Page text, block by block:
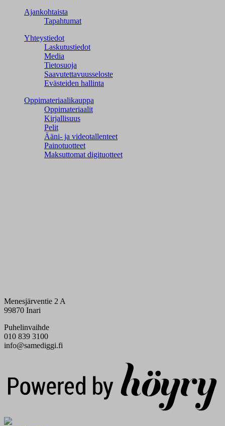
Ajankohtaista
Tapahtumat
Yhteystiedot
Laskutustiedot
Media
Tietosuoja
Saavutettavuusseloste
Evästeiden hallinta
Oppimateriaalikauppa
Oppimateriaalit
Kirjallisuus
Pelit
Ääni- ja videotallenteet
Painotuotteet
Maksuttomat digituotteet
Menesjärventie 2 A
99870 Inari
Puhelinvaihde
010 839 3100
info@samediggi.fi